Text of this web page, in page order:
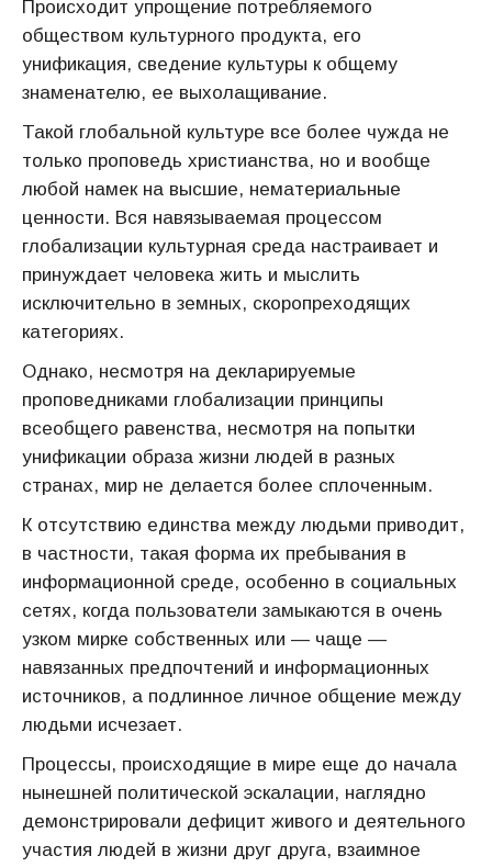
Происходит упрощение потребляемого
обществом культурного продукта, его
унификация, сведение культуры к общему
знаменателю, ее выхолащивание.
Такой глобальной культуре все более чужда не
только проповедь христианства, но и вообще
любой намек на высшие, нематериальные
ценности. Вся навязываемая процессом
глобализации культурная среда настраивает и
принуждает человека жить и мыслить
исключительно в земных, скоропреходящих
категориях.
Однако, несмотря на декларируемые
проповедниками глобализации принципы
всеобщего равенства, несмотря на попытки
унификации образа жизни людей в разных
странах, мир не делается более сплоченным.
К отсутствию единства между людьми приводит,
в частности, такая форма их пребывания в
информационной среде, особенно в социальных
сетях, когда пользователи замыкаются в очень
узком мирке собственных или — чаще —
навязанных предпочтений и информационных
источников, а подлинное личное общение между
людьми исчезает.
Процессы, происходящие в мире еще до начала
нынешней политической эскалации, наглядно
демонстрировали дефицит живого и деятельного
участия людей в жизни друг друга, взаимное